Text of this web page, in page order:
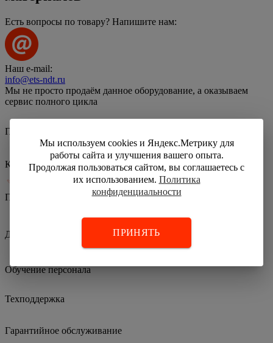
Мы используем cookies и Яндекс.Метрику для
работы сайта и улучшения вашего опыта.
Продолжая пользоваться сайтом, вы соглашаетесь с
их использованием. Политика
конфиденциальности
ПРИНЯТЬ
Есть вопросы по товару? Напишите нам:
Наш e-mail:
info@ets-ndt.ru
Мы не просто продаём данное оборудование, а оказываем
сервис полного цикла
Подбор
Калибровка
Поверка
Доставка
Обучение персонала
Техподдержка
Гарантийное обслуживание